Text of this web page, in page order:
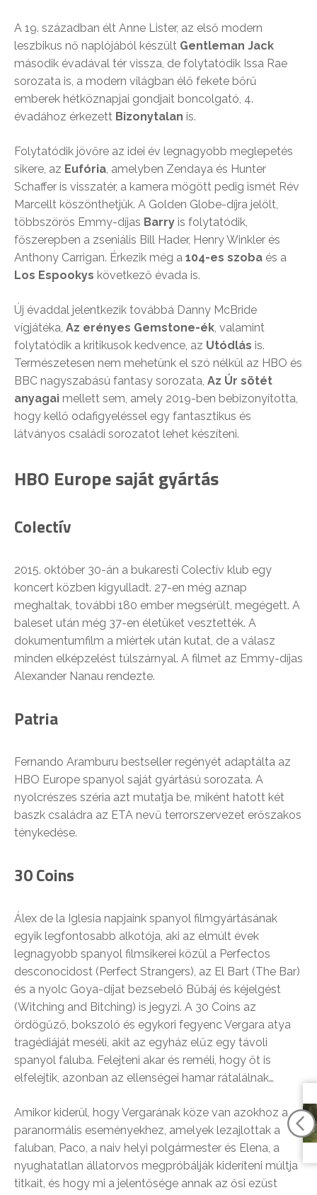
A 19. században élt Anne Lister, az első modern
leszbikus nő naplójából készült Gentleman Jack
második évadával tér vissza, de folytatódik Issa Rae
sorozata is, a modern világban élő fekete bőrű
emberek hétköznapjai gondjait boncolgató, 4.
évadához érkezett Bizonytalan is.
Folytatódik jövőre az idei év legnagyobb meglepetés
sikere, az Eufória , amelyben Zendaya és Hunter
Schaffer is visszatér, a kamera mögött pedig ismét Rév
Marcellt köszönthetjük. A Golden Globe-díjra jelölt,
többszörös Emmy-díjas Barry is folytatódik,
főszerepben a zseniális Bill Hader, Henry Winkler és
Anthony Carrigan. Érkezik még a 104-es szoba és a
Los Espookys következő évada is.
Új évaddal jelentkezik továbbá Danny McBride
vígjátéka, Az erényes Gemstone-ék , valamint
folytatódik a kritikusok kedvence, az Utódlás is.
Természetesen nem mehetünk el szó nélkül az HBO és
BBC nagyszabású fantasy sorozata, Az Úr sötét
anyagai mellett sem, amely 2019-ben bebizonyította,
hogy kellő odafigyeléssel egy fantasztikus és
látványos családi sorozatot lehet készíteni.
HBO Europe saját gyártás
Colectív
2015. október 30-án a bukaresti Colectív klub egy
koncert közben kigyulladt. 27-en még aznap
meghaltak, további 180 ember megsérült, megégett. A
baleset után még 37-en életüket vesztették. A
dokumentumfilm a miértek után kutat, de a válasz
minden elképzelést túlszárnyal. A filmet az Emmy-díjas
Alexander Nanau rendezte.
Patria
Fernando Aramburu bestseller regényét adaptálta az
HBO Europe spanyol saját gyártású sorozata. A
nyolcrészes széria azt mutatja be, miként hatott két
baszk családra az ETA nevű terrorszervezet erőszakos
ténykedése.
30 Coins
Álex de la Iglesia napjaink spanyol filmgyártásának
egyik legfontosabb alkotója, aki az elmúlt évek
legnagyobb spanyol filmsikerei közül a Perfectos
desconocidost (Perfect Strangers), az El Bart (The Bar)
és a nyolc Goya-díjat bezsebelő Bűbáj és kéjelgést
(Witching and Bitching) is jegyzi. A 30 Coins az
ördögűző, bokszoló és egykori fegyenc Vergara atya
tragédiáját meséli, akit az egyház elűz egy távoli
spanyol faluba. Felejteni akar és reméli, hogy őt is
elfelejtik, azonban az ellenségei hamar rátalálnak…
Amikor kiderül, hogy Vergarának köze van azokhoz a
paranormális eseményekhez, amelyek lezajlottak a
faluban, Paco, a naiv helyi polgármester és Elena, a
nyughatatlan állatorvos megpróbálják kideríteni múltja
titkait, és hogy mi a jelentősége annak az ősi ezüst